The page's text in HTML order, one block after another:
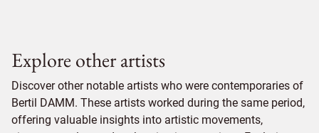
Explore other artists
Discover other notable artists who were contemporaries of
Bertil DAMM. These artists worked during the same period,
offering valuable insights into artistic movements,